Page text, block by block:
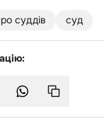
суддів суд